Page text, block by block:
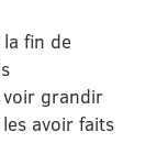
la fin de
voir grandir
avoir faits